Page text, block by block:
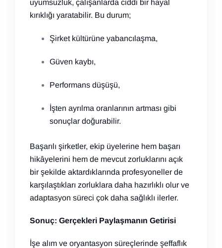
uyumsuzluk, çalışanlarda ciddi bir hayal
kırıklığı yaratabilir. Bu durum;
Şirket kültürüne yabancılaşma,
Güven kaybı,
Performans düşüşü,
İşten ayrılma oranlarının artması gibi
sonuçlar doğurabilir.
Başarılı şirketler, ekip üyelerine hem başarı
hikâyelerini hem de mevcut zorluklarını açık
bir şekilde aktardıklarında profesyoneller de
karşılaştıkları zorluklara daha hazırlıklı olur ve
adaptasyon süreci çok daha sağlıklı ilerler.
Sonuç: Gerçekleri Paylaşmanın Getirisi
İşe alım ve oryantasyon süreçlerinde şeffaflık